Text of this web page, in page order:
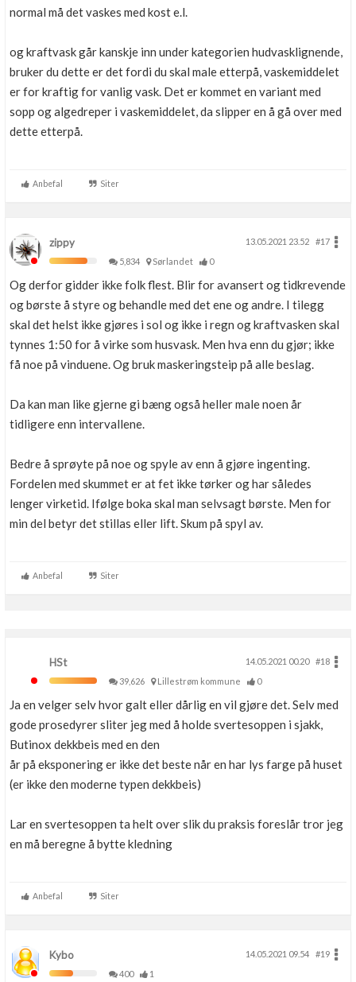
normal må det vaskes med kost e.l.
og kraftvask går kanskje inn under kategorien hudvasklignende,
bruker du dette er det fordi du skal male etterpå, vaskemiddelet
er for kraftig for vanlig vask. Det er kommet en variant med
sopp og algedreper i vaskemiddelet, da slipper en å gå over med
dette etterpå.
Anbefal Siter
zippy 13.05.2021 23.52
#17
5,834
Sørlandet 0
Og derfor gidder ikke folk flest. Blir for avansert og tidkrevende
og børste å styre og behandle med det ene og andre. I tilegg
skal det helst ikke gjøres i sol og ikke i regn og kraftvasken skal
tynnes 1:50 for å virke som husvask. Men hva enn du gjør; ikke
få noe på vinduene. Og bruk maskeringsteip på alle beslag.
Da kan man like gjerne gi bæng også heller male noen år
tidligere enn intervallene.
Bedre å sprøyte på noe og spyle av enn å gjøre ingenting.
Fordelen med skummet er at fet ikke tørker og har således
lenger virketid. Ifølge boka skal man selvsagt børste. Men for
min del betyr det stillas eller lift. Skum på spyl av.
Anbefal Siter
HSt 14.05.2021 00.20
#18
39,626
Lillestrøm kommune 0
Ja en velger selv hvor galt eller dårlig en vil gjøre det. Selv med
gode prosedyrer sliter jeg med å holde svertesoppen i sjakk,
Butinox dekkbeis med en den
år på eksponering er ikke det beste når en har lys farge på huset
(er ikke den moderne typen dekkbeis)
Lar en svertesoppen ta helt over slik du praksis foreslår tror jeg
en må beregne å bytte kledning
Anbefal Siter
Kybo 14.05.2021 09.54
#19
400
1